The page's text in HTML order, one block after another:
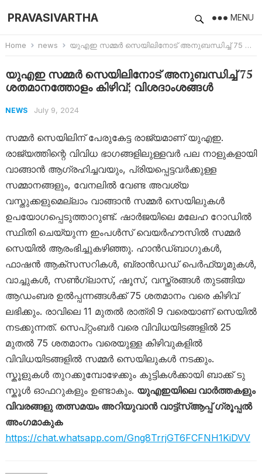
PRAVASIVARTHA MENU
Home news യുഎഇ സമ്മർ സെയിലിനോട് അനുബന്ധിച്ച് 75 ശതമാനത്തോളം കിഴിവ്; വിശദാംശങ്ങൾ
യുഎഇ സമ്മർ സെയിലിനോട് അനുബന്ധിച്ച് 75
ശതമാനത്തോളം കിഴിവ്; വിശദാംശങ്ങൾ
NEWS July 9, 2024
സമ്മർ സെയിലിന് പേരുകേട്ട രാജ്യമാണ് യുഎഇ.
രാജ്യത്തി​ന്റെ വിവിധ ഭാ​ഗങ്ങളിലുള്ളവർ പല നാളുകളായി
വാങ്ങാൻ ആ​ഗ്രഹിച്ചവയും, പ്രിയപ്പെട്ടവർക്കുള്ള
സമ്മാനങ്ങളും, വേനലിൽ വേണ്ട അവശ്യ
വസ്തുക്കളുമെല്ലാം വാങ്ങാൻ സമ്മർ സെയിലുകൾ
ഉപയോ​ഗപ്പെടുത്താറുണ്ട്. ഷാർജയിലെ മലേഹ റോഡിൽ
സ്ഥിതി ചെയ്യുന്ന ഇംപൾസ് വെയർഹൗസിൽ സമ്മർ
സെയിൽ ആരംഭിച്ചുകഴിഞ്ഞു. ഹാൻഡ്‌ബാഗുകൾ,
ഫാഷൻ ആക്‌സസറികൾ, ബ്രാൻഡഡ് പെർഫ്യൂമുകൾ,
വാച്ചുകൾ, സൺഗ്ലാസ്, ഷൂസ്, വസ്ത്രങ്ങൾ തുടങ്ങിയ
ആഡംബര ഉൽപ്പന്നങ്ങൾക്ക് 75 ശതമാനം വരെ കിഴിവ്
ലഭിക്കും. രാവിലെ 11 മുതൽ രാത്രി 9 വരെയാണ് സെയിൽ
നടക്കുന്നത്. സെപ്റ്റംബർ വരെ വിവിധയിടങ്ങളിൽ 25
മുതൽ 75 ശതമാനം വരെയുള്ള കിഴിവുകളിൽ
വിവിധയിടങ്ങളിൽ സമ്മർ സെയിലുകൾ നടക്കും.
സ്കൂളുകൾ തുറക്കുമ്പോഴേക്കും കുട്ടികൾക്കായി ബാക്ക് ടു
സ്കൂൾ ഓഫറുകളും ഉണ്ടാകും. യുഎഇയിലെ വാർത്തകളും
വിവരങ്ങളു തത്സമയം അറിയുവാൻ വാട്ട്‌സ്ആപ്പ് ഗ്രൂപ്പൽ
അംഗമാകുക
https://chat.whatsapp.com/Gng8TrrjGT6FCFNH1KiDVV